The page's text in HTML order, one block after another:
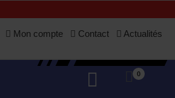
Mon compte Contact Actualités
0